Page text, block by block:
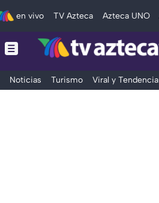
en vivo TV Azteca Azteca UNO
Noticias Turismo Viral y Tendencia